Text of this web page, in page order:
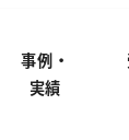
事例・
実績